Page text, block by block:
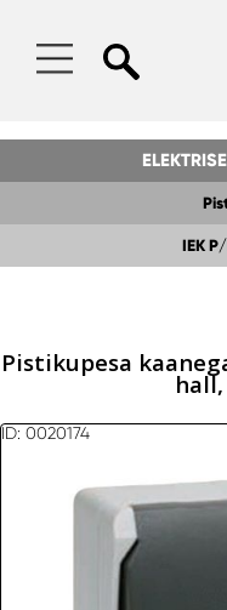
IEK
Pistikupesa
ID: 0020174